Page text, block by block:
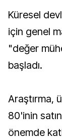
Küresel
için genel
"değer
başladı.
Araştırma,
80'inin
önemde